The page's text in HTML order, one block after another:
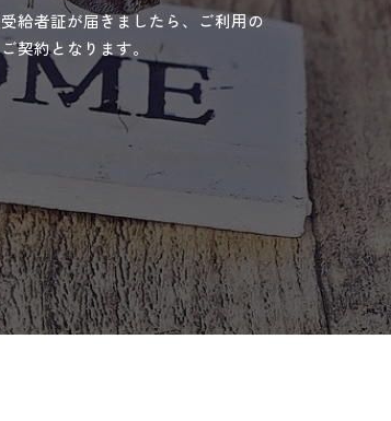
受給者証が届きましたら、ご利用の
ご契約となります。